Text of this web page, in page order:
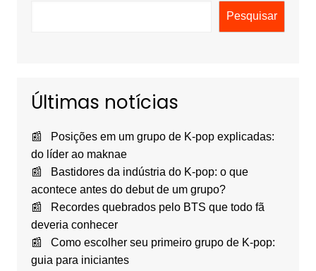
Pesquisar
Últimas notícias
Posições em um grupo de K-pop explicadas:
do líder ao maknae
Bastidores da indústria do K-pop: o que
acontece antes do debut de um grupo?
Recordes quebrados pelo BTS que todo fã
deveria conhecer
Como escolher seu primeiro grupo de K-pop:
guia para iniciantes